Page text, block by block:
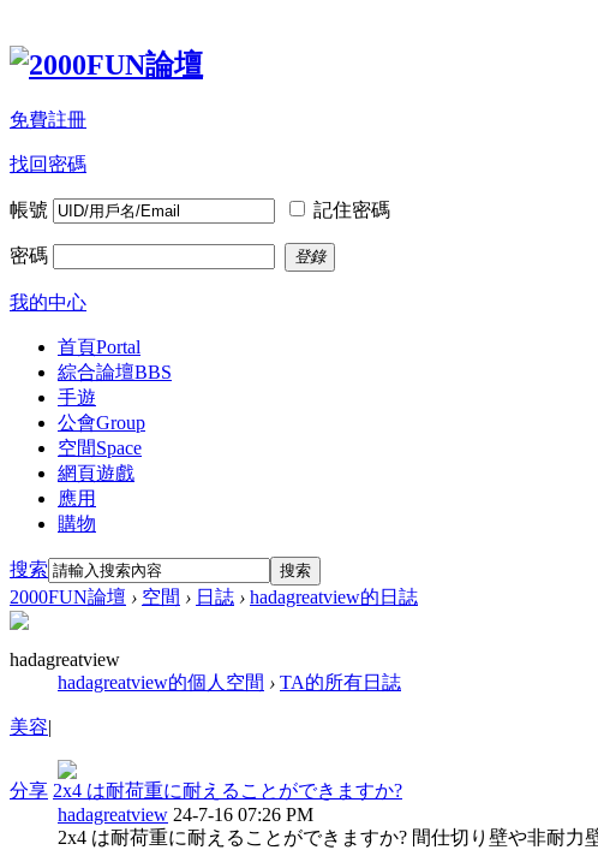
免費註冊
找回密碼
帳號 記住密碼
密碼 登錄
我的中心
首頁Portal
綜合論壇BBS
手遊
公會Group
空間Space
網頁遊戲
應用
購物
搜索 搜索
2000FUN論壇 › 空間 › 日誌 › hadagreatview的日誌
hadagreatview
hadagreatview的個人空間 › TA的所有日誌
美容|
分享 2x4 は耐荷重に耐えることができますか?
hadagreatview 24-7-16 07:26 PM
2x4 は耐荷重に耐えることができますか? 間仕切り壁や非耐